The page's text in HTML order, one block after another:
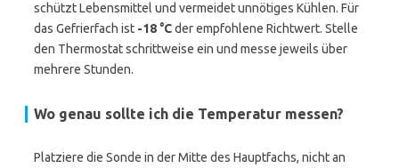
schützt Lebensmittel und vermeidet unnötiges Kühlen. Für
das Gefrierfach ist -18 °Cder empfohlene Richtwert. Stelle
den Thermostat schrittweise ein und messe jeweils über
mehrere Stunden.
Wo genau sollte ich die Temperatur messen?
Platziere die Sonde in der Mitte des Hauptfachs, nicht an